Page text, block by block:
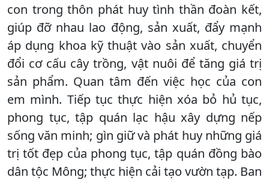
con trong thôn phát huy tình thần đoàn kết,
giúp đỡ nhau lao động, sản xuất, đẩy mạnh
áp dụng khoa kỹ thuật vào sản xuất, chuyển
đổi cơ cấu cây trồng, vật nuôi để tăng giá trị
sản phẩm. Quan tâm đến việc học của con
em mình. Tiếp tục thực hiện xóa bỏ hủ tục,
phong tục, tập quán lạc hậu xây dựng nếp
sống văn minh; gìn giữ và phát huy những giá
trị tốt đẹp của phong tục, tập quán đồng bào
dân tộc Mông; thực hiện cải tạo vườn tạp. Ban